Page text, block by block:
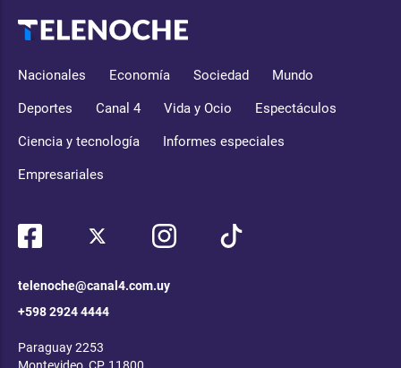
Nacionales Economía Sociedad Mundo
Deportes Canal 4 Vida y Ocio Espectáculos
Ciencia y tecnología Informes especiales
Empresariales
telenoche@canal4.com.uy
+598 2924 4444
Paraguay 2253
Montevideo, CP, 11800